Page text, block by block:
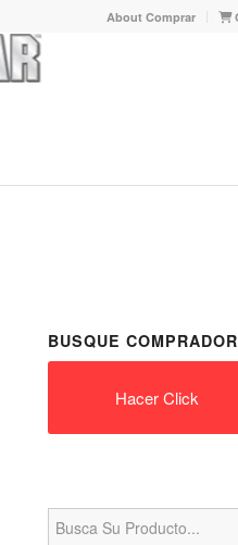
About Comprar
BUSQUE
Hacer Click
Search
for: